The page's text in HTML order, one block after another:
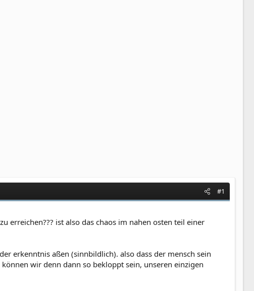
#1
erreichen??? ist also das chaos im nahen osten teil einer
erkenntnis aßen (sinnbildlich). also dass der mensch sein
wir denn dann so bekloppt sein, unseren einzigen